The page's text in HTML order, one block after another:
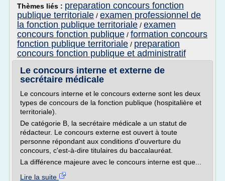
Thèmes liés : preparation concours fonction
publique territoriale / examen professionnel de
la fonction publique territoriale / examen
concours fonction publique / formation concours
fonction publique territoriale / preparation
concours fonction publique et administratif
Le concours interne et externe de
secrétaire médicale
Le concours interne et le concours externe sont les deux
types de concours de la fonction publique (hospitalière et
territoriale).
De catégorie B, la secrétaire médicale a un statut de
rédacteur. Le concours externe est ouvert à toute
personne répondant aux conditions d'ouverture du
concours, c'est-à-dire titulaires du baccalauréat.
La différence majeure avec le concours interne est que...
Lire la suite